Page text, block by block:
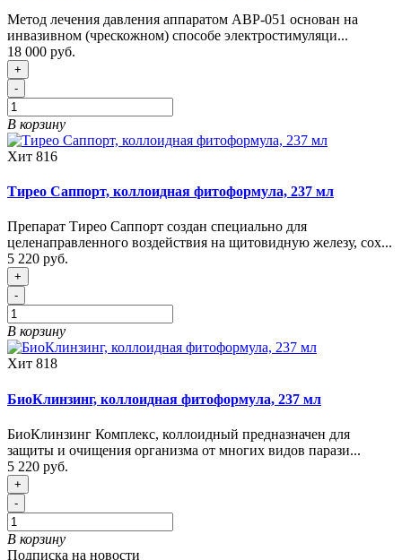
Метод лечения давления аппаратом АВР-051 основан на
инвазивном (чрескожном) способе электростимуляци...
18 000 руб.
+
-
В корзину
Хит 816
Тирео Саппорт, коллоидная фитоформула, 237 мл
Препарат Тирео Саппорт создан специально для
целенаправленного воздействия на щитовидную железу, сох...
5 220 руб.
+
-
В корзину
Хит 818
БиоКлинзинг, коллоидная фитоформула, 237 мл
БиоКлинзинг Комплекс, коллоидный предназначен для
защиты и очищения организма от многих видов парази...
5 220 руб.
+
-
В корзину
Подписка на новости